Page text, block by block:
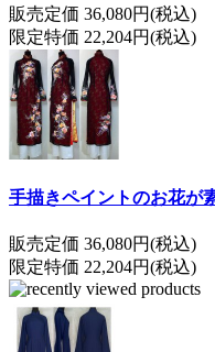
販売定価 36,080円(税込)
限定特価 22,204円(税込)
手描きペイントのお花が
販売定価 36,080円(税込)
限定特価 22,204円(税込)